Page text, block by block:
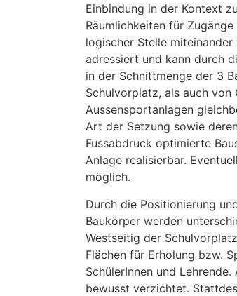
Einbindung in der Kontext
Räumlichkeiten für
logischer Stelle
adressiert und kann durch
in der Schnittmenge der 3
Schulvorplatz, als auch von
Aussensportanlagen
Art der Setzung sowie
Fussabdruck optimierte
Anlage realisierbar.
möglich.
Durch die Positionierung
Baukörper werden
Westseitig der
Flächen für Erholung bzw.
SchülerInnen und
bewusst verzichtet.